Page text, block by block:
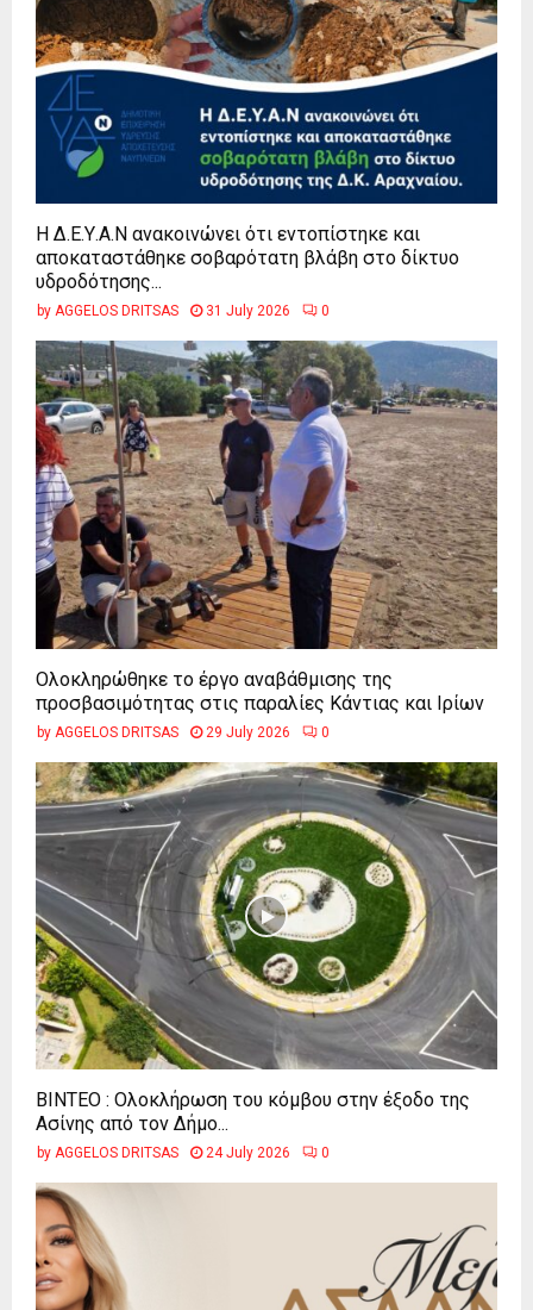
Η Δ.Ε.Υ.Α.Ν ανακοινώνει ότι εντοπίστηκε και
αποκαταστάθηκε σοβαρότατη βλάβη στο δίκτυο
υδροδότησης...
by AGGELOS DRITSAS 31 July 2026 0
Ολοκληρώθηκε το έργο αναβάθμισης της
προσβασιμότητας στις παραλίες Κάντιας και Ιρίων
by AGGELOS DRITSAS 29 July 2026 0
ΒΙΝΤΕΟ : Ολοκλήρωση του κόμβου στην έξοδο της
Ασίνης από τον Δήμο...
by AGGELOS DRITSAS 24 July 2026 0